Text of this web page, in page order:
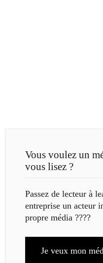
Vous voulez un
vous lisez ?
Passez de lecteur à
entreprise un acteur
propre média ????
Je veux mon